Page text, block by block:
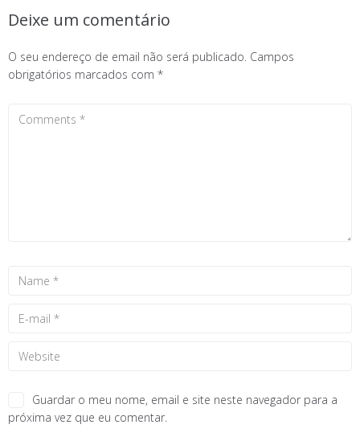
Deixe um comentário
O seu endereço de email não será publicado. Campos
obrigatórios marcados com *
Guardar o meu nome, email e site neste navegador para a
próxima vez que eu comentar.